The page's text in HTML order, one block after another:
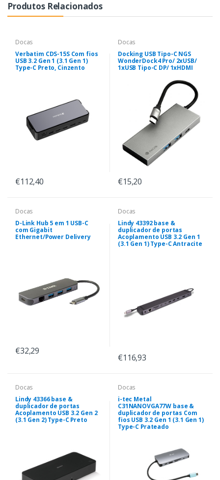
Produtos Relacionados
Docas
Verbatim CDS-15S Com fios
USB 3.2 Gen 1 (3.1 Gen 1)
Type-C Preto, Cinzento
€112,40
Docas
Docking USB Tipo-C NGS
WonderDock4 Pro/ 2xUSB/
1xUSB Tipo-C DP/ 1xHDMI
€15,20
Docas
D-Link Hub 5 em 1 USB-C
com Gigabit
Ethernet/Power Delivery
€32,29
Docas
Lindy 43392 base &
duplicador de portas
Acoplamento USB 3.2 Gen 1
(3.1 Gen 1) Type-C Antracite
€116,93
Docas
Lindy 43366 base &
duplicador de portas
Acoplamento USB 3.2 Gen 2
(3.1 Gen 2) Type-C Preto
Docas
i-tec Metal
C31NANOVGA77W base &
duplicador de portas Com
fios USB 3.2 Gen 1 (3.1 Gen 1)
Type-C Prateado